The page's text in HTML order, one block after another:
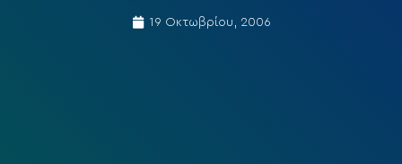
19 Οκτωβρίου, 2006